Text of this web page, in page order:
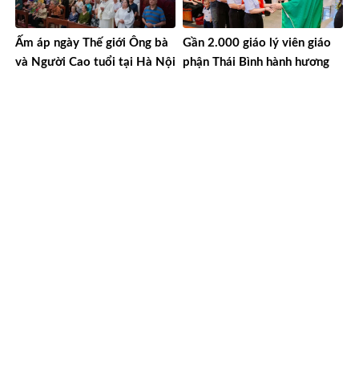
Ấm áp ngày Thế giới Ông bà
và Người Cao tuổi tại Hà Nội
Gần 2.000 giáo lý viên giáo
phận Thái Bình hành hương